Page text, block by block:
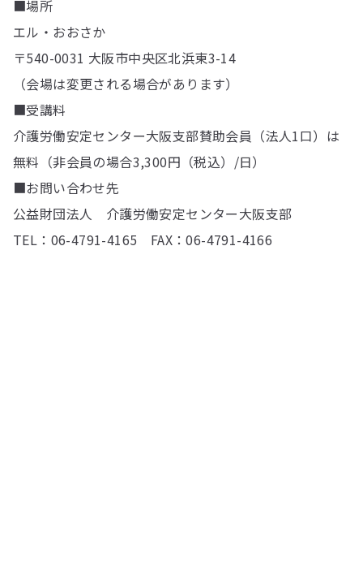
■場所
エル・おおさか
〒540-0031 大阪市中央区北浜東3-14
（会場は変更される場合があります）
■受講料
介護労働安定センター大阪支部賛助会員（法人1口）は
無料（非会員の場合3,300円（税込）/日）
■お問い合わせ先
公益財団法人 介護労働安定センター大阪支部
TEL：06-4791-4165 FAX：06-4791-4166